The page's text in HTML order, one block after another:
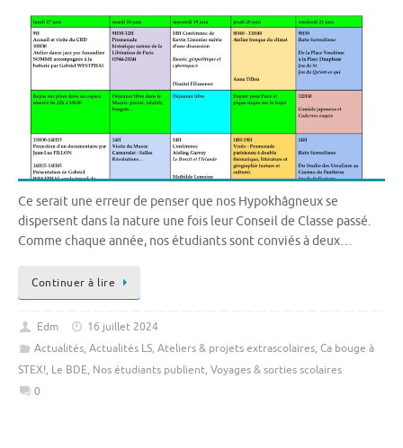
Ce serait une erreur de penser que nos Hypokhâgneux se
dispersent dans la nature une fois leur Conseil de Classe passé.
Comme chaque année, nos étudiants sont conviés à deux…
Continuer à lire
Edm
16 juillet 2024
Actualités, Actualités LS, Ateliers & projets extrascolaires, Ca bouge à
STEX!, Le BDE, Nos étudiants publient, Voyages & sorties scolaires
0